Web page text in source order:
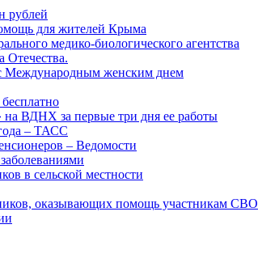
рублей
для жителей Крыма
медико-биологического агентства
Международным женским днем
на ВДНХ за первые три дня ее работы
– ТАСС
– Ведомости
в сельской местности
оказывающих помощь участникам СВО